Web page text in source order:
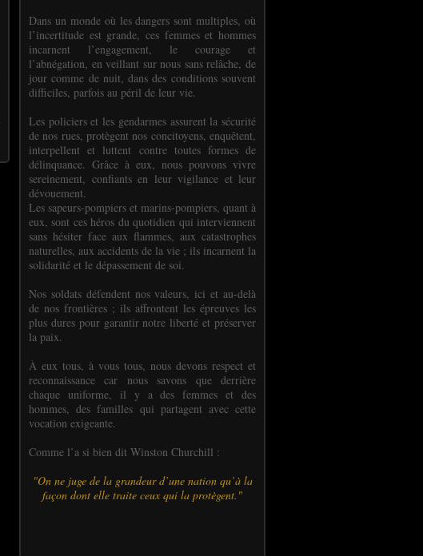
Dans un monde où les dangers sont multiples, où
l’incertitude est grande, ces femmes et hommes
incarnent l’engagement, le courage et
l’abnégation, en veillant sur nous sans relâche, de
jour comme de nuit, dans des conditions souvent
difficiles, parfois au péril de leur vie.
Les policiers et les gendarmes assurent la sécurité
de nos rues, protègent nos concitoyens, enquêtent,
interpellent et luttent contre toutes formes de
délinquance. Grâce à eux, nous pouvons vivre
sereinement, confiants en leur vigilance et leur
dévouement.
Les sapeurs-pompiers et marins-pompiers, quant à
eux, sont ces héros du quotidien qui interviennent
sans hésiter face aux flammes, aux catastrophes
naturelles, aux accidents de la vie ; ils incarnent la
solidarité et le dépassement de soi.
Nos soldats défendent nos valeurs, ici et au-delà
de nos frontières ; ils affrontent les épreuves les
plus dures pour garantir notre liberté et préserver
la paix.
À eux tous, à vous tous, nous devons respect et
reconnaissance car nous savons que derrière
chaque uniforme, il y a des femmes et des
hommes, des familles qui partagent avec cette
vocation exigeante.
Comme l’a si bien dit Winston Churchill :
"On ne juge de la grandeur d’une nation qu’à la
façon dont elle traite ceux qui la protègent."